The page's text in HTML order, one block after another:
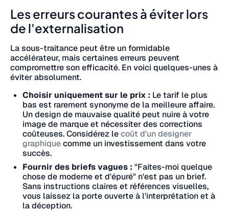
Les erreurs courantes à éviter lors
de l'externalisation
La sous-traitance peut être un formidable
accélérateur, mais certaines erreurs peuvent
compromettre son efficacité. En voici quelques-unes à
éviter absolument.
Choisir uniquement sur le prix : Le tarif le plus
bas est rarement synonyme de la meilleure affaire.
Un design de mauvaise qualité peut nuire à votre
image de marque et nécessiter des corrections
coûteuses. Considérez lecoût d'un designer
graphiquecomme un investissement dans votre
succès.
Fournir des briefs vagues : "Faites-moi quelque
chose de moderne et d'épuré" n'est pas un brief.
Sans instructions claires et références visuelles,
vous laissez la porte ouverte à l'interprétation et à
la déception.